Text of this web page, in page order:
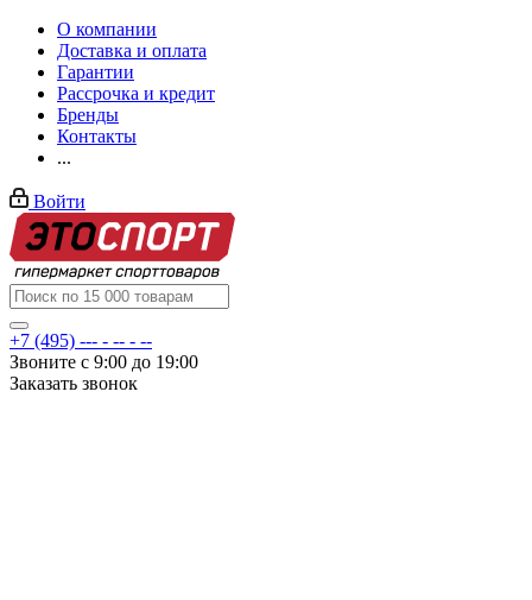
О компании
Доставка и оплата
Гарантии
Рассрочка и кредит
Бренды
Контакты
...
Войти
+7 (495) --- - -- - --
Звоните с 9:00 до 19:00
Заказать звонок